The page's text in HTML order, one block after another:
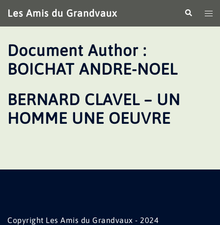
au
contenu
Les Amis du Grandvaux
le
Document Author :
BOICHAT ANDRE-NOEL
BERNARD CLAVEL – UN
HOMME UNE OEUVRE
Copyright Les Amis du Grandvaux - 2024